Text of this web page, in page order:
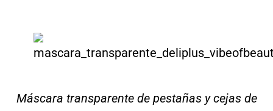
Máscara transparente de pestañas y cejas de